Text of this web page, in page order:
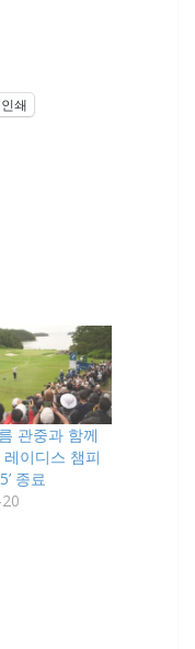
인쇄
관중과 함께
레이디스 챔피
종료